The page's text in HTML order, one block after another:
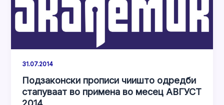
31.07.2014
Подзаконски прописи чиишто одредби
стапуваат во примена во месец АВГУСТ